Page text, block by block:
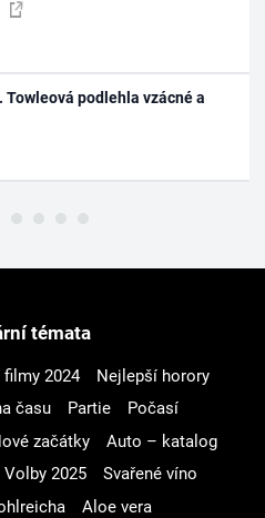
podlehla vzácné a
témata
2024
Nejlepší horory
času Partie
Počasí
začátky
Auto – katalog
Volby 2025
Svařené víno
Aloe vera